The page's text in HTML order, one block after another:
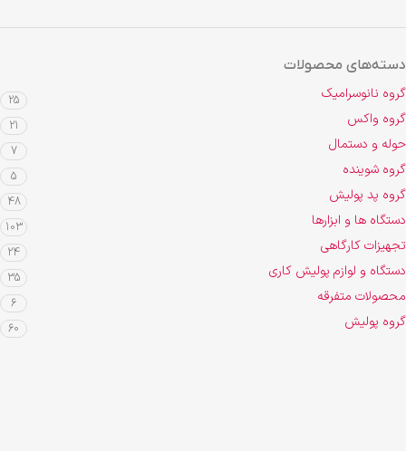
دسته‌های محصولات
گروه نانوسرامیک 25
گروه واکس 21
حوله و دستمال 7
گروه شوینده 5
گروه پد پولیش 48
دستگاه ها و ابزارها 103
تجهیزات کارگاهی 24
دستگاه و لوازم پولیش کاری 35
محصولات متفرقه 6
گروه پولیش 60